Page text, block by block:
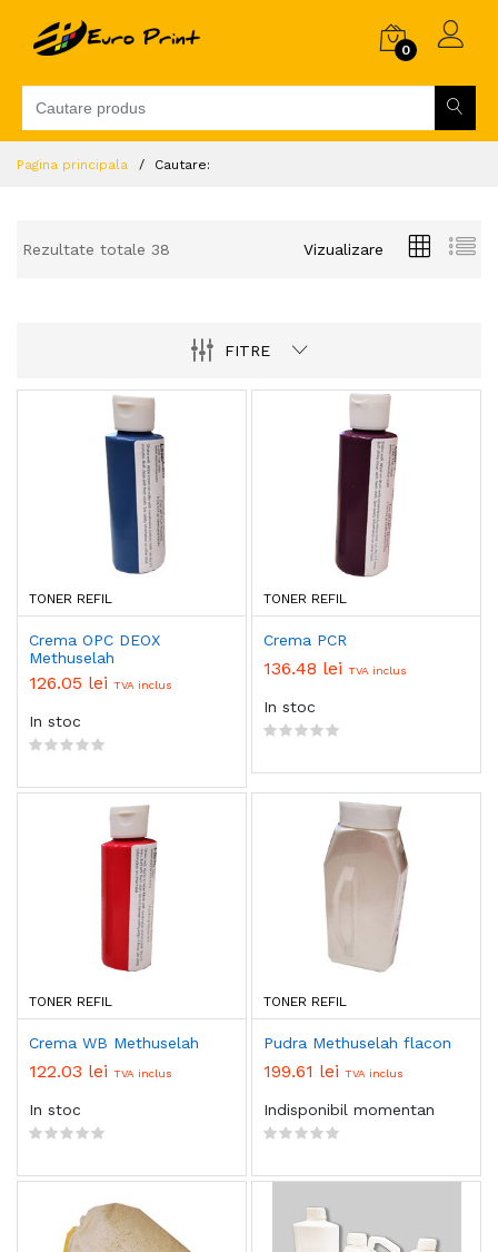
0
Pagina principala Cautare:
Rezultate totale 38 Vizualizare
FITRE
TONER REFIL
Crema OPC DEOX
Methuselah
126.05 lei TVA inclus
In stoc
TONER REFIL
Crema PCR
136.48 lei TVA inclus
In stoc
TONER REFIL
Crema WB Methuselah
122.03 lei TVA inclus
In stoc
TONER REFIL
Pudra Methuselah flacon
199.61 lei TVA inclus
Indisponibil momentan